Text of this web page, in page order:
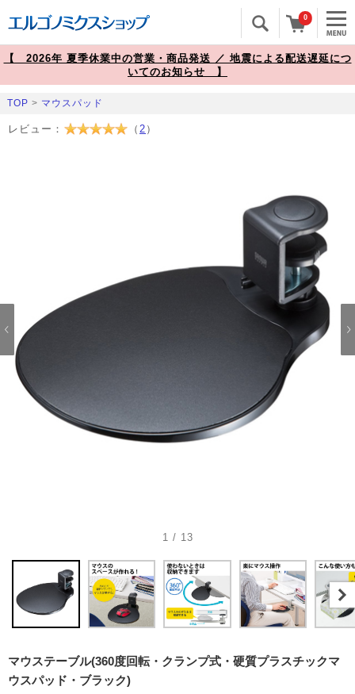
0
【 2026年 夏季休業中の営業・商品発送 ／ 地震による配送遅延につ
いてのお知らせ 】
TOP > マウスパッド
レビュー： （ 2 ）
1 / 13
マウステーブル(360度回転・クランプ式・硬質プラスチックマ
ウスパッド・ブラック)